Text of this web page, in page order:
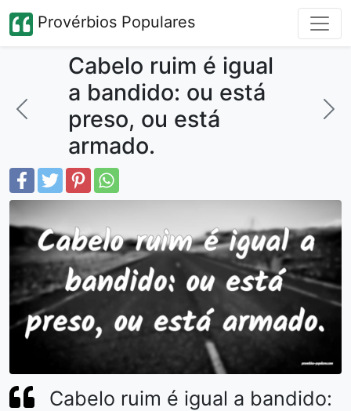
Provérbios Populares
Cabelo ruim é igual
a bandido: ou está
preso, ou está
armado.
Cabelo ruim é igual a bandido: